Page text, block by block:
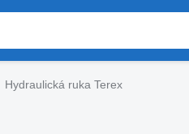
Hydraulická ruka Terex